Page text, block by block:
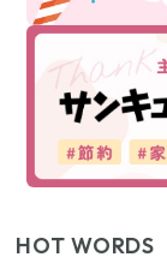
HOT WORDS